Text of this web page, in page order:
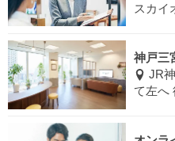
スカイ
神戸三
JR
て左へ